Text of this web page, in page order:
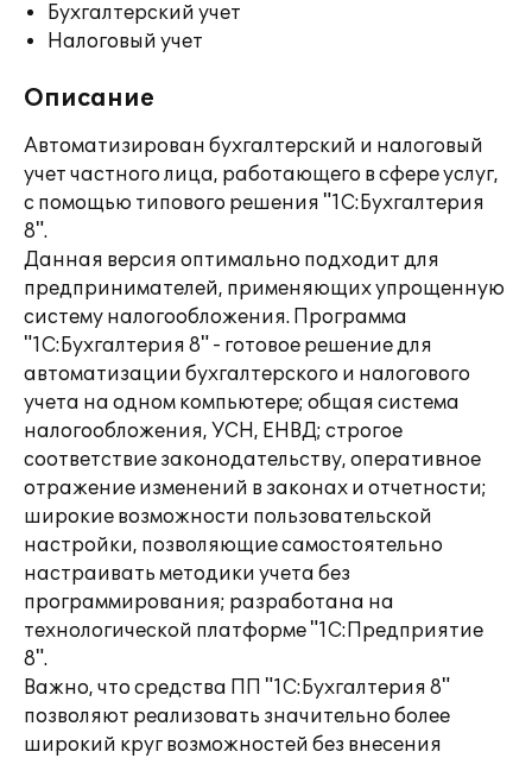
Бухгалтерский учет
Налоговый учет
Описание
Автоматизирован бухгалтерский и налоговый
учет частного лица, работающего в сфере услуг,
с помощью типового решения "1С:Бухгалтерия
8".
Данная версия оптимально подходит для
предпринимателей, применяющих упрощенную
систему налогообложения. Программа
"1С:Бухгалтерия 8" - готовое решение для
автоматизации бухгалтерского и налогового
учета на одном компьютере; общая система
налогообложения, УСН, ЕНВД; строгое
соответствие законодательству, оперативное
отражение изменений в законах и отчетности;
широкие возможности пользовательской
настройки, позволяющие самостоятельно
настраивать методики учета без
программирования; разработана на
технологической платформе "1С:Предприятие
8".
Важно, что средства ПП "1С:Бухгалтерия 8"
позволяют реализовать значительно более
широкий круг возможностей без внесения